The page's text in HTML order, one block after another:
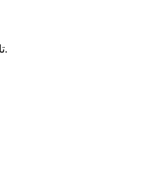
تامین کننده یکپارچه مواد اولیه کابل.